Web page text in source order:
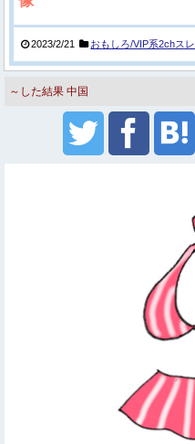
2023/2/21 おもしろ/VIP系2chスレ
～した結果 中国